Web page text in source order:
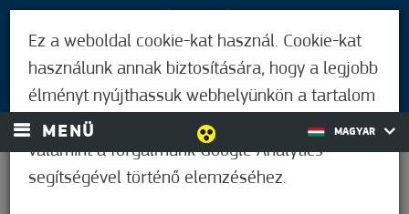
BEJELENTKEZÉS
MENÜ MAGYAR
Ez a weboldal cookie-kat használ. Cookie-kat
használunk annak biztosítására, hogy a legjobb
élményt nyújthassuk webhelyünkön a tartalom
és a hirdetések személyre szabásához,
valamint a forgalmunk Google Analytics
segítségével történő elemzéséhez.